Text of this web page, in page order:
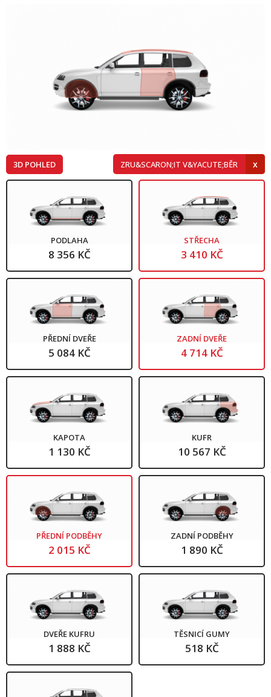
ZRU&SCARON;IT V&YACUTE;BĚR
3D POHLED
PODLAHA
8 356 KČ
STŘECHA
3 410 KČ
PŘEDNÍ DVEŘE
5 084 KČ
ZADNÍ DVEŘE
4 714 KČ
KAPOTA
1 130 KČ
KUFR
10 567 KČ
PŘEDNÍ PODBĚHY
2 015 KČ
ZADNÍ PODBĚHY
1 890 KČ
DVEŘE KUFRU
1 888 KČ
TĚSNICÍ GUMY
518 KČ